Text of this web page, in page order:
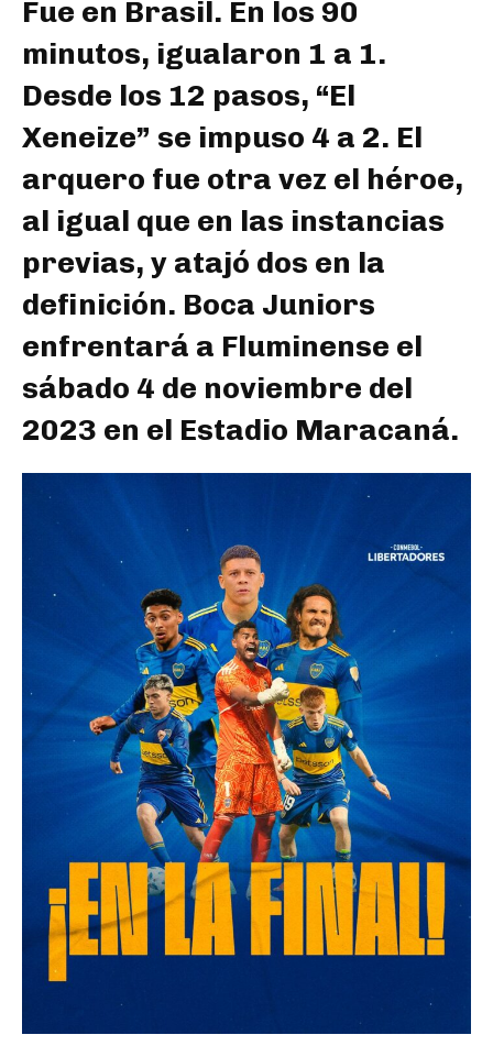
Fue en Brasil. En los 90
minutos, igualaron 1 a 1.
Desde los 12 pasos, “El
Xeneize” se impuso 4 a 2. El
arquero fue otra vez el héroe,
al igual que en las instancias
previas, y atajó dos en la
definición. Boca Juniors
enfrentará a Fluminense el
sábado 4 de noviembre del
2023 en el Estadio Maracaná.